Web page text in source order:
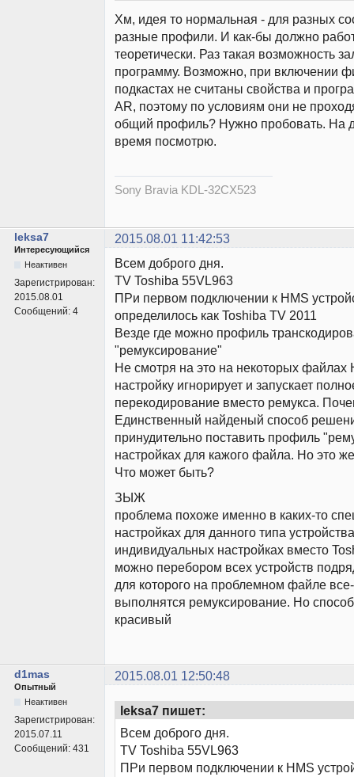
Хм, идея то нормальная - для разных
разные профили. И как-бы должно
теоретически. Раз такая возможность
программу. Возможно, при включении
подкастах не считаны свойства и
AR, поэтому по условиям они не
общий профиль? Нужно пробовать. На
время посмотрю.
Sony Bravia KDL-32CX523
leksa7 2015.08.01 11:42:53
Интересующийся
Неактивен
Зарегистрирован:
2015.08.01
Сообщений: 4
Всем доброго дня.
TV Toshiba 55VL963
ПРи первом подключении к HMS
определилось как Toshiba TV 2011
Везде где можно профиль
"ремуксирование"
Не смотря на это на некоторых файлах
настройку игнорирует и запускает
перекодирование вместо ремукса.
Единственный найденый способ
принудительно поставить профиль
настройках для кажого файла. Но это
Что может быть?
ЗЫЖ
проблема похоже именно в каких-то
настройках для данного типа
индивидуальных настройках вместо
можно перебором всех устройств
для которого на проблемном файле все-
выполнятся ремуксирование. Но
красивый
d1mas 2015.08.01 12:50:48
Опытный
Неактивен
Зарегистрирован:
2015.07.11
Сообщений: 431
leksa7 пишет:
Всем доброго дня.
TV Toshiba 55VL963
ПРи первом подключении к HMS